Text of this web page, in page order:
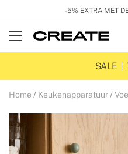
GRATIS
Open
Menu
SALE
Home Keukenapparatuur